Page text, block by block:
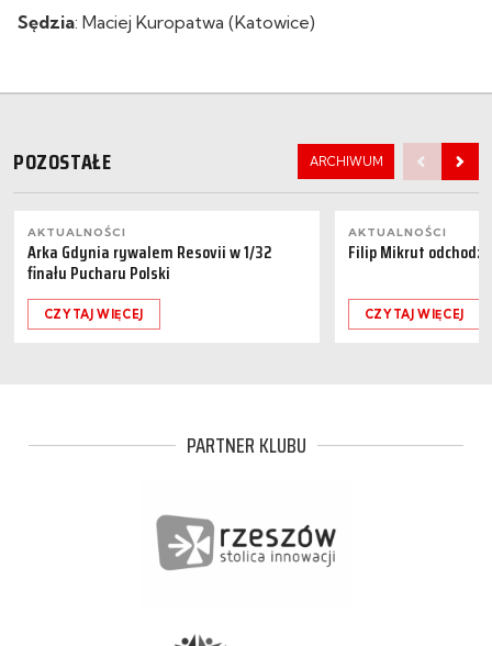
Sędzia: Maciej Kuropatwa (Katowice)
POZOSTAŁE ARCHIWUM
AKTUALNOŚCI
Arka Gdynia rywalem Resovii w 1/32
finału Pucharu Polski
CZYTAJ WIĘCEJ
AKTUALNOŚCI
Filip Mikrut
CZYTAJ WIĘCEJ
PARTNER KLUBU